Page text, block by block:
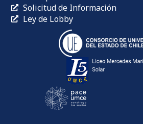
Solicitud de Información
Ley de Lobby